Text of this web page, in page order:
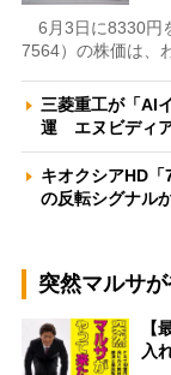
6月3日に8330円
7564）の株価は、
三菱重工が「AI
運 エヌビディ
キオクシアHD
の反転シグナ
突然マルサが
【
入